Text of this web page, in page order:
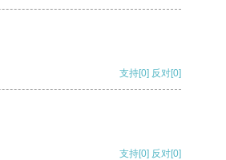
支持[0] 反对[0]
支持[0] 反对[0]